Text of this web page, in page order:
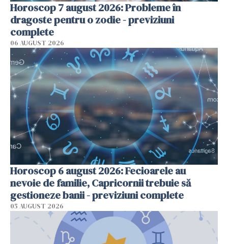
Horoscop 7 august 2026: Probleme în
dragoste pentru o zodie - previziuni
complete
06 AUGUST 2026
Horoscop 6 august 2026: Fecioarele au
nevoie de familie, Capricornii trebuie să
gestioneze banii - previziuni complete
05 AUGUST 2026